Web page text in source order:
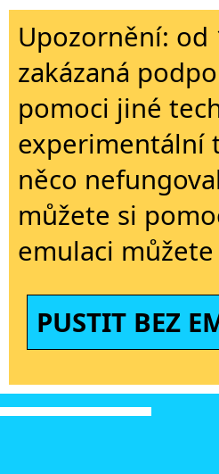
Upozornění: od
zakázaná
pomoci jiné
experimentální
něco
můžete si
emulaci
PUSTIT BEZ